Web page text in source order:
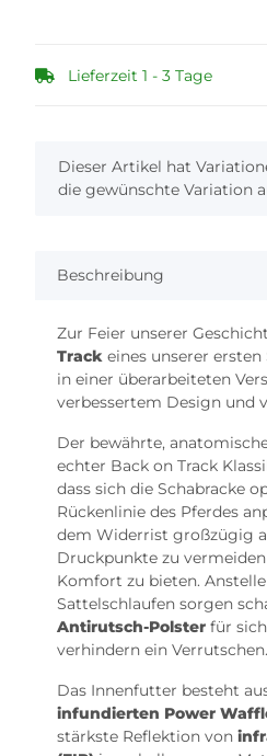
Lieferzeit 1 - 3 Tage
x
Dieser Artikel hat
die gewünschte Variation
Beschreibung
Zur Feier unserer
Track eines unserer
in einer überarbeiteten
verbessertem Design und
Der bewährte,
echter Back on Track
dass sich die Schabracke
Rückenlinie des Pferdes
dem Widerrist großzügig
Druckpunkte zu
Komfort zu bieten.
Sattelschlaufen sorgen
Antirutsch-Polster für
verhindern ein Verrutschen.
Das Innenfutter besteht
infundierten Power
stärkste Reflektion von